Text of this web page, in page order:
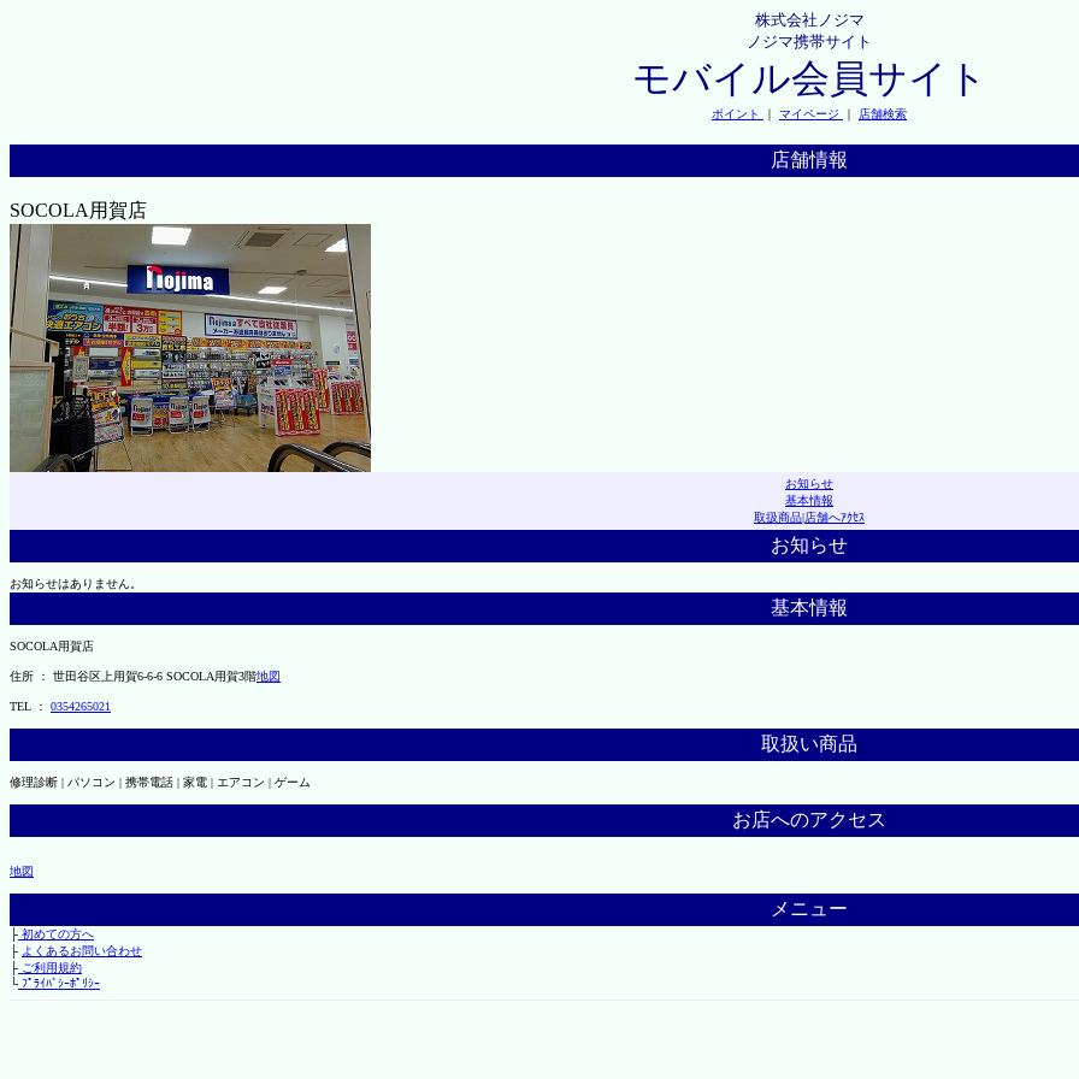
株式会社ノジマ
ノジマ携帯サイト
モバイル会員サイト
ポイント ｜ マイページ ｜ 店舗検索
店舗情報
SOCOLA用賀店
お知らせ
基本情報
取扱商品|店舗へｱｸｾｽ
お知らせ
お知らせはありません。
基本情報
SOCOLA用賀店
住所 ： 世田谷区上用賀6-6-6 SOCOLA用賀3階地図
TEL ： 0354265021
取扱い商品
修理診断 | パソコン | 携帯電話 | 家電 | エアコン | ゲーム
お店へのアクセス
地図
メニュー
├初めての方へ
├ よくあるお問い合わせ
├ご利用規約
└ﾌﾟﾗｲﾊﾞｼｰﾎﾟﾘｼｰ